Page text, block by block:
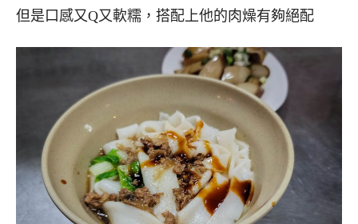
但是口感又Q又軟糯，搭配上他的肉燥有夠絕配